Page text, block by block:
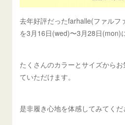
去年好評だったfarhalle(ファルフ
を3月16日(wed)〜3月28日(mon)
たくさんのカラーとサイズから
ていただけます。
是非履き心地を体感してみてく